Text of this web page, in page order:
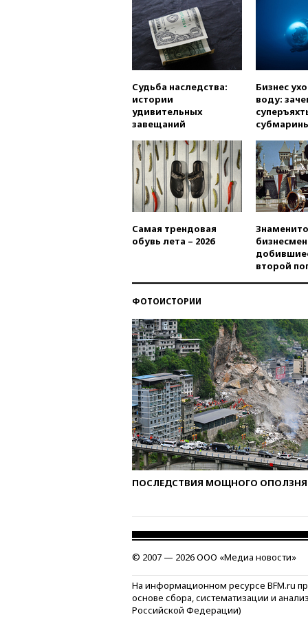
Судьба наследства:
истории
удивительных
завещаний
Бизнес
воду:
Самая трендовая
обувь лета – 2026
второй
ФОТОИСТОРИИ
ПОСЛЕДСТВИЯ МОЩНОГО ОПОЛЗНЯ
© 2007 — 2026 ООО «Медиа новости»
На информационном ресурсе BFM.ru
основе сбора, систематизации и
Российской Федерации)